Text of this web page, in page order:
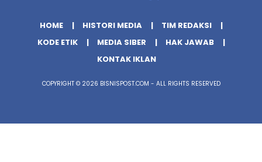
HOME HISTORI MEDIA
TIM REDAKSI
KODE ETIK
MEDIA SIBER
HAK JAWAB
KONTAK IKLAN
COPYRIGHT © 2026 BISNISPOST.COM - ALL RIGHTS RESERVED